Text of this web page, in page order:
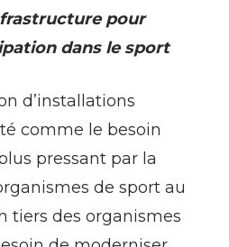
pour
dans le sport
d’installations
comme le besoin
pressant par la
de sport au
tiers des organismes